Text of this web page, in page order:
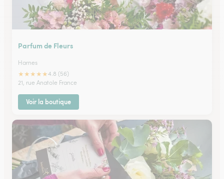
Parfum de Fleurs
Harnes
★★★★★4.8 (56)
21, rue Anatole France
Voir la boutique